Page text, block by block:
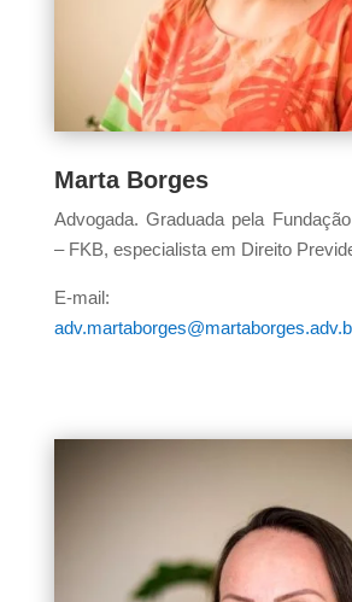
Marta Borges
Advogada. Graduada pela
– FKB, especialista em Direito
E-mail: